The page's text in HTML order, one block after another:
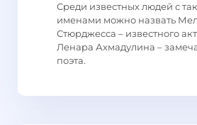
Среди известных людей с
именами можно назвать
Стюрджесса – известного
Ленара Ахмадулина –
поэта.